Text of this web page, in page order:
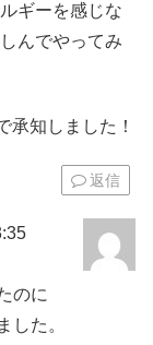
ギーを感じな
んでやってみ
承知しました！
返信
のに
した。